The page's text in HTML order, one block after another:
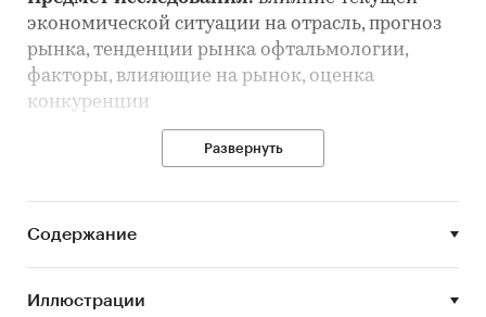
экономической ситуации на отрасль, прогноз
рынка, тенденции рынка офтальмологии,
факторы, влияющие на рынок, оценка
конкуренции
Анализ и прогноз рынка офтальмологии
выполнен по рынку в целом, без выделения его
Развернуть
Содержание
Иллюстрации